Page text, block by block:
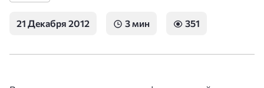
21 Декабря 2012 3 мин 351